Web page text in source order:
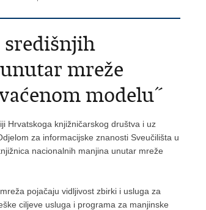
središnjih
mreže
modelu˝
knjižničarskog društva i uz
za informacijske znanosti Sveučilišta u
nacionalnih manjina unutar mreže
pojačaju vidljivost zbirki i usluga za
ciljeve usluga i programa za manjinske